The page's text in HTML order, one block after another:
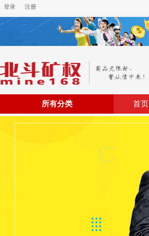
登录 注册
所有分类 首页